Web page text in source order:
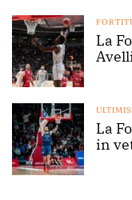
La
La
in